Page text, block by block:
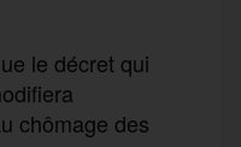
le décret qui
chômage des